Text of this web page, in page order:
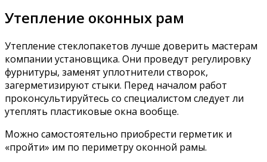
Утепление оконных рам
Утепление стеклопакетов лучше доверить мастерам
компании установщика. Они проведут регулировку
фурнитуры, заменят уплотнители створок,
загерметизируют стыки. Перед началом работ
проконсультируйтесь со специалистом следует ли
утеплять пластиковые окна вообще.
Можно самостоятельно приобрести герметик и
«пройти» им по периметру оконной рамы.